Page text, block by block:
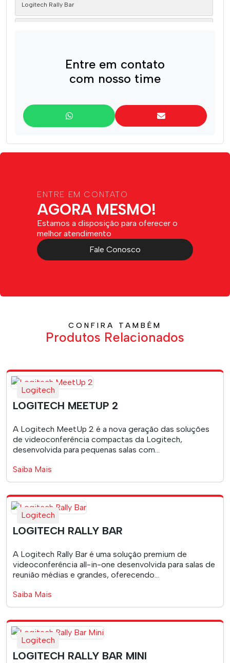
Logitech Rally Bar
Logitech Webcam C920e
Entre em contato
com nosso time
ENTRE EM CONTATO
AGORA MESMO!
Estamos a disposição para oferecer o
melhor atendimento
Fale Conosco
CONFIRA TAMBÉM
Produtos Relacionados
Logitech
LOGITECH MEETUP 2
A Logitech MeetUp 2 é a nova geração das soluções
de videoconferência compactas da Logitech,
desenvolvida para pequenas salas com...
Saiba Mais
Logitech
LOGITECH RALLY BAR
A Logitech Rally Bar é uma solução premium de
videoconferência all-in-one desenvolvida para salas de
reunião médias e grandes, oferecendo...
Saiba Mais
Logitech
LOGITECH RALLY BAR MINI